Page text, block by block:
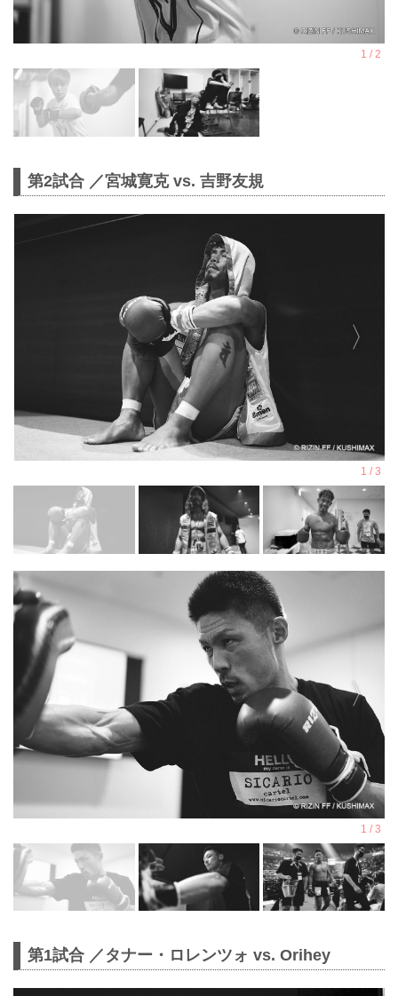
第2試合 ／宮城寛克 vs. 吉野友規
第1試合 ／タナー・ロレンツォ vs. Orihey